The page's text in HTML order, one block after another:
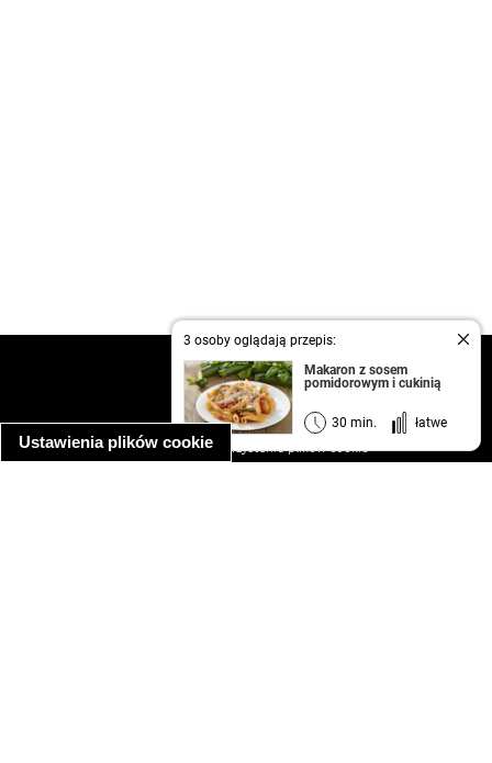
Ustawienia plików cookie
3 osoby oglądają przepis:
Makaron z sosem
pomidorowym i cukinią
30 min. łatwe
kontakt
regulamin
informacja o prywatności
informacja o wykorzystaniu plików cookie